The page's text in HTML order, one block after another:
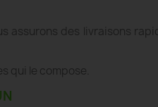
des livraisons
qui le compose.